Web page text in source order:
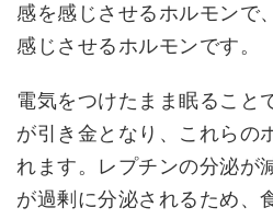
感を感じさせるホルモンで
感じさせるホルモンです。
電気をつけたまま眠ること
が引き金となり、これらの
れます。レプチンの分泌が
が過剰に分泌されるため、